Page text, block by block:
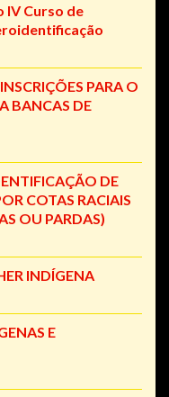
IV Curso de
PARA O
BANCAS DE
DE
COTAS RACIAIS
OU PARDAS)
INDÍGENA
E